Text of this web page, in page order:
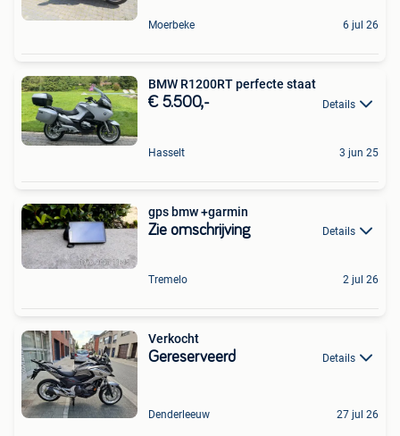
Moerbeke 6 jul 26
BMW R1200RT perfecte staat
€ 5.500,- Details
Hasselt 3 jun 25
gps bmw +garmin
Zie omschrijving Details
Tremelo 2 jul 26
Verkocht
Gereserveerd Details
Denderleeuw 27 jul 26